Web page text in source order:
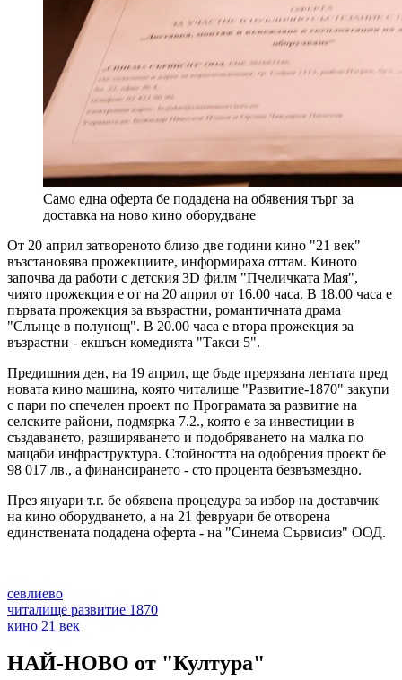
Само една оферта бе подадена на обявения търг за
доставка на ново кино оборудване
От 20 април затвореното близо две години кино "21 век"
възстановява прожекциите, информираха оттам. Киното
започва да работи с детския 3D филм "Пчеличката Мая",
чиято прожекция е от на 20 април от 16.00 часа. В 18.00 часа е
първата прожекция за възрастни, романтичната драма
"Слънце в полунощ". В 20.00 часа е втора прожекция за
възрастни - екшъсн комедията "Такси 5".
Предишния ден, на 19 април, ще бъде прерязана лентата пред
новата кино машина, която читалище "Развитие-1870" закупи
с пари по спечелен проект по Програмата за развитие на
селските райони, подмярка 7.2., която е за инвестиции в
създаването, разширяването и подобряването на малка по
мащаби инфраструктура. Стойността на одобрения проект бе
98 017 лв., а финансирането - сто процента безвъзмездно.
През януари т.г. бе обявена процедура за избор на доставчик
на кино оборудването, а на 21 февруари бе отворена
единствената подадена оферта - на "Синема Сървисиз" ООД.
севлиево
читалище развитие 1870
кино 21 век
НАЙ-НОВО от "Култура"